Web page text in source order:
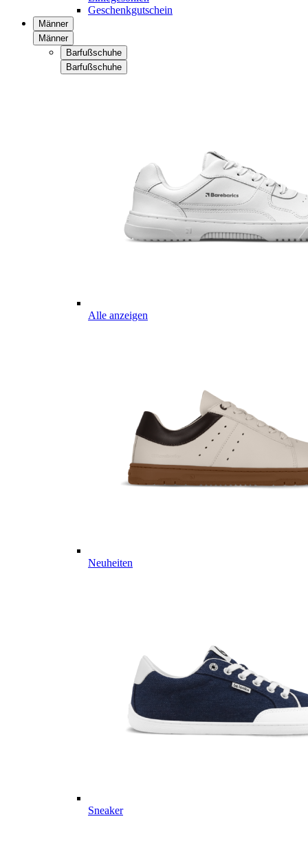
Geschenkgutschein
Männer
Männer
Barfußschuhe
Barfußschuhe
Alle anzeigen
Neuheiten
Sneaker